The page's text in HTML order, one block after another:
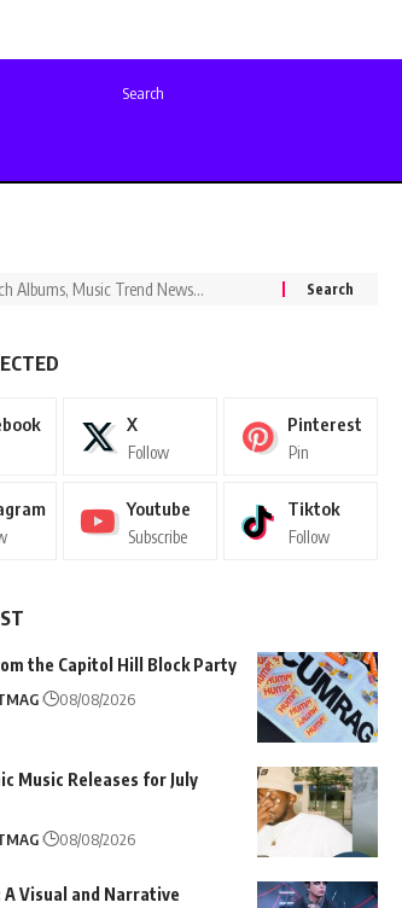
Search
X
Follow
Pinterest
Pin
Youtube
Subscribe
Tiktok
Follow
the Capitol Hill Block Party
08/08/2026
Music Releases for July
08/08/2026
A Visual and Narrative